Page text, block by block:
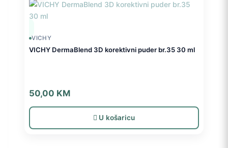
VICHY
VICHY DermaBlend 3D korektivni puder br.35 30 ml
50,00 KM
U košaricu